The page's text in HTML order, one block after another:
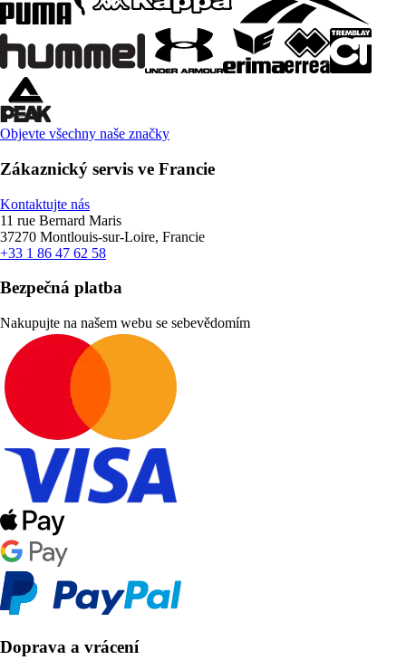
Objevte všechny naše značky
Zákaznický servis ve Francie
Kontaktujte nás
11 rue Bernard Maris
37270 Montlouis-sur-Loire, Francie
+33 1 86 47 62 58
Bezpečná platba
Nakupujte na našem webu se sebevědomím
Doprava a vrácení